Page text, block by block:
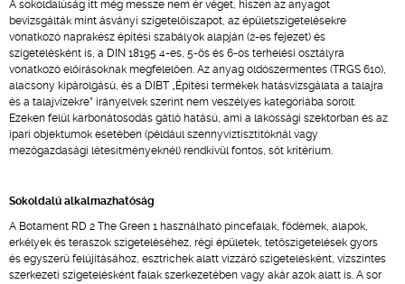
A sokoldalúság itt még messze nem ér véget, hiszen az anyagot
bevizsgálták mint ásványi szigetelőiszapot, az épületszigetelésekre
vonatkozó naprakész építési szabályok alapján (2-es fejezet) és
szigetelésként is, a DIN 18195 4-es, 5-ös és 6-os terhelési osztályra
vonatkozó előírásoknak megfelelően. Az anyag oldószermentes (TRGS 610),
alacsony kipárolgású, és a DIBT „Építési termékek hatásvizsgálata a talajra
és a talajvizekre” irányelvek szerint nem veszélyes kategóriába sorolt.
Ezeken felül karbonátosodás gátló hatású, ami a lakossági szektorban és az
ipari objektumok esetében (például szennyvíztisztítóknál vagy
mezőgazdasági létesítményeknél) rendkívül fontos, sőt kritérium.
Sokoldalú alkalmazhatóság
A Botament RD 2 The Green 1 használható pincefalak, födémek, alapok,
erkélyek és teraszok szigeteléséhez, régi épületek, tetőszigetelések gyors
és egyszerű felújításához, esztrichek alatt vízzáró szigetelésként, vízszintes
szerkezeti szigetelésként falak szerkezetében vagy akár azok alatt is. A sor